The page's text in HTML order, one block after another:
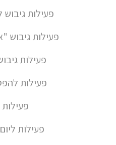
פעילות
פעילות גיבוש
פעילות
פעילות
פעילות